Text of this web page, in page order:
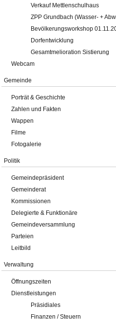
Verkauf Mettlenschulhaus
ZPP Grundbach (Wasser- +
Bevölkerungsworkshop
Dorfentwicklung
Gesamtmelioration Sistierung
Webcam
Gemeinde
Porträt & Geschichte
Zahlen und Fakten
Wappen
Filme
Fotogalerie
Politik
Gemeindepräsident
Gemeinderat
Kommissionen
Delegierte & Funktionäre
Gemeindeversammlung
Parteien
Leitbild
Verwaltung
Öffnungszeiten
Dienstleistungen
Präsidiales
Finanzen / Steuern